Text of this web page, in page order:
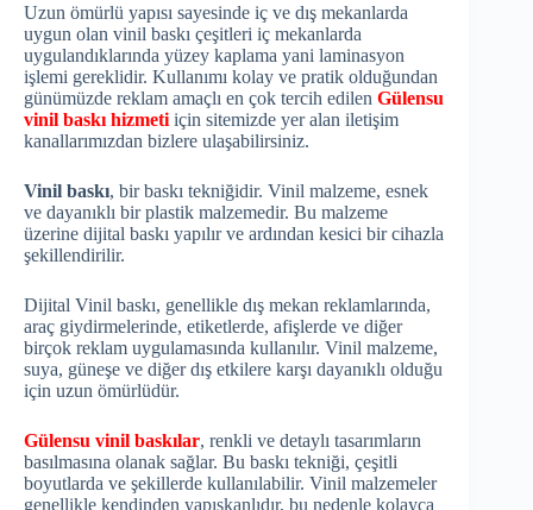
Uzun ömürlü yapısı sayesinde iç ve dış mekanlarda
uygun olan vinil baskı çeşitleri iç mekanlarda
uygulandıklarında yüzey kaplama yani laminasyon
işlemi gereklidir. Kullanımı kolay ve pratik olduğundan
günümüzde reklam amaçlı en çok tercih edilen Gülensu
vinil baskı hizmeti için sitemizde yer alan iletişim
kanallarımızdan bizlere ulaşabilirsiniz.
Vinil baskı, bir baskı tekniğidir. Vinil malzeme, esnek
ve dayanıklı bir plastik malzemedir. Bu malzeme
üzerine dijital baskı yapılır ve ardından kesici bir cihazla
şekillendirilir.
Dijital Vinil baskı, genellikle dış mekan reklamlarında,
araç giydirmelerinde, etiketlerde, afişlerde ve diğer
birçok reklam uygulamasında kullanılır. Vinil malzeme,
suya, güneşe ve diğer dış etkilere karşı dayanıklı olduğu
için uzun ömürlüdür.
Gülensu vinil baskılar, renkli ve detaylı tasarımların
basılmasına olanak sağlar. Bu baskı tekniği, çeşitli
boyutlarda ve şekillerde kullanılabilir. Vinil malzemeler
genellikle kendinden yapışkanlıdır, bu nedenle kolayca